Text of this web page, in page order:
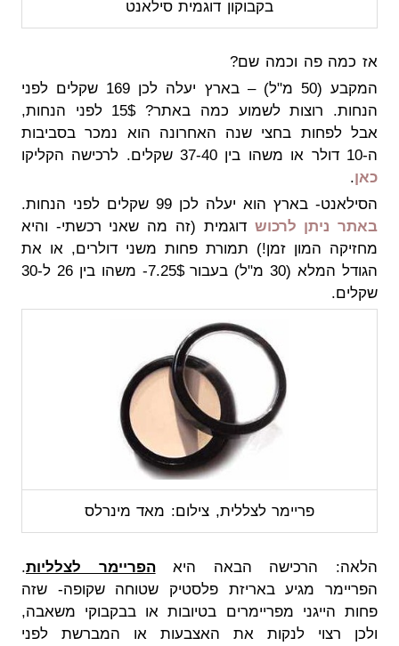
בקבוקון דוגמית סילאנט
אז כמה פה וכמה שם?
המקבע (50 מ"ל) – בארץ יעלה לכן 169 שקלים לפני
הנחות. רוצות לשמוע כמה באתר? 15$ לפני הנחות,
אבל לפחות בחצי שנה האחרונה הוא נמכר בסביבות
ה-10 דולר או משהו בין 37-40 שקלים. לרכישה הקליקו
כאן.
הסילאנט- בארץ הוא יעלה לכן 99 שקלים לפני הנחות.
באתר ניתן לרכושדוגמית (זה מה שאני רכשתי- והיא
מחזיקה המון זמן!) תמורת פחות משני דולרים, או את
הגודל המלא (30 מ"ל) בעבור 7.25$- משהו בין 26 ל-30
שקלים.
פריימר לצללית, צילום: מאד מינרלס
הלאה: הרכישה הבאה היא הפריימר לצלליות.
הפריימר מגיע באריזת פלסטיק שטוחה שקופה- שזה
פחות הייגני מפריימרים בטיובות או בבקבוקי משאבה,
ולכן רצוי לנקות את האצבעות או המברשת לפני